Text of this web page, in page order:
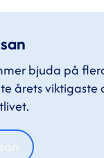
bjuda på
årets